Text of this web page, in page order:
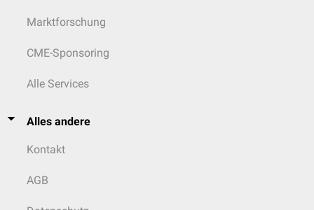
Marktforschung
CME-Sponsoring
Alle Services
Alles andere
Kontakt
AGB